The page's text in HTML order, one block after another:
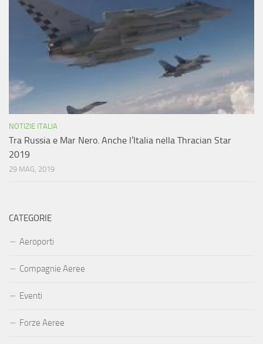
NOTIZIE ITALIA
Tra Russia e Mar Nero. Anche l’Italia nella Thracian Star
2019
29 MAG, 2019
CATEGORIE
Aeroporti
Compagnie Aeree
Eventi
Forze Aeree